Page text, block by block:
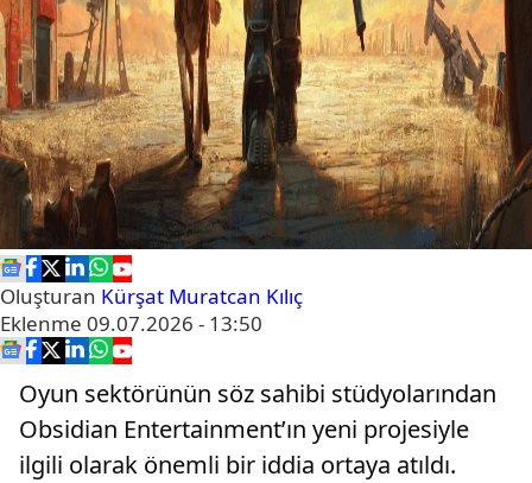
Oluşturan Kürşat Muratcan Kılıç
Eklenme 09.07.2026 - 13:50
Oyun sektörünün söz sahibi stüdyolarından
Obsidian Entertainment’ın yeni projesiyle
ilgili olarak önemli bir iddia ortaya atıldı.